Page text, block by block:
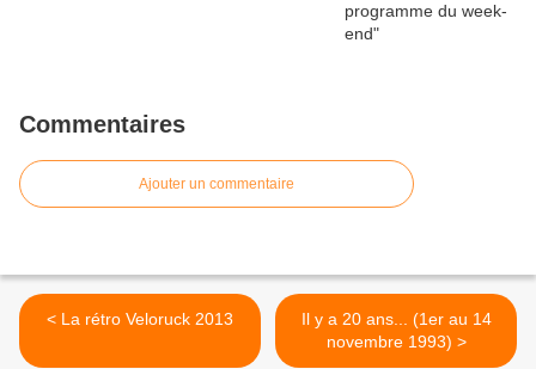
Commentaires
Ajouter un commentaire
< La rétro Veloruck 2013
Il y a 20 ans... (1er au 14
novembre 1993) >